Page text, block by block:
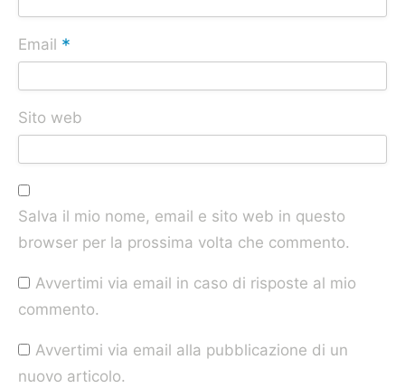
Email *
Sito web
Salva il mio nome, email e sito web in questo
browser per la prossima volta che commento.
Avvertimi via email in caso di risposte al mio
commento.
Avvertimi via email alla pubblicazione di un
nuovo articolo.